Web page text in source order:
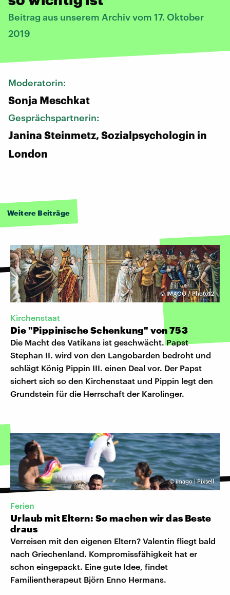
Beitrag aus unserem Archiv vom 17. Oktober
2019
Moderatorin:
Sonja Meschkat
Gesprächspartnerin:
Janina Steinmetz, Sozialpsychologin in
London
Weitere Beiträge
©IMAGO / Photo12
Kirchenstaat
Die "Pippinische Schenkung" von 753
Die Macht des Vatikans ist geschwächt. Papst
Stephan II. wird von den Langobarden bedroht und
schlägt König Pippin III. einen Deal vor. Der Papst
sichert sich so den Kirchenstaat und Pippin legt den
Grundstein für die Herrschaft der Karolinger.
©imago | Pixsell
Ferien
Urlaub mit Eltern: So machen wir das Beste
draus
Verreisen mit den eigenen Eltern? Valentin fliegt bald
nach Griechenland. Kompromissfähigkeit hat er
schon eingepackt. Eine gute Idee, findet
Familientherapeut Björn Enno Hermans.